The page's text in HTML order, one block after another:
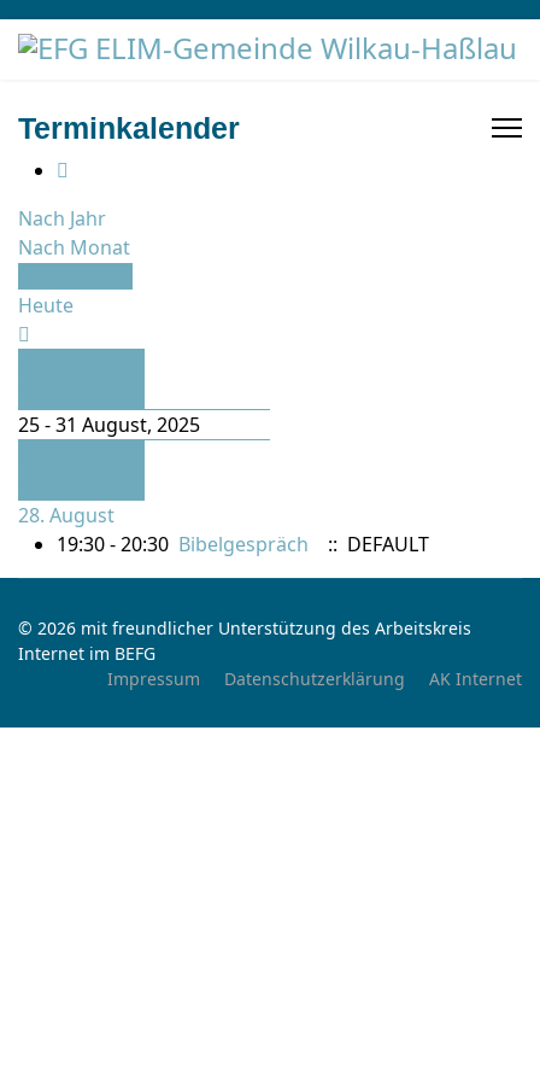
Terminkalender
Nach Jahr
Nach Monat
Heute
25 - 31 August, 2025
28. August
19:30 - 20:30 Bibelgespräch :: DEFAULT
© 2026 mit freundlicher Unterstützung des Arbeitskreis
Internet im BEFG
Impressum
Datenschutzerklärung AK Internet